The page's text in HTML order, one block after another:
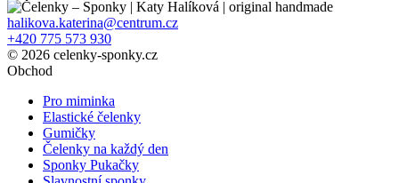
halikova.katerina@centrum.cz
+420 775 573 930
© 2026 celenky-sponky.cz
Obchod
Pro miminka
Elastické čelenky
Gumičky
Čelenky na každý den
Sponky Pukačky